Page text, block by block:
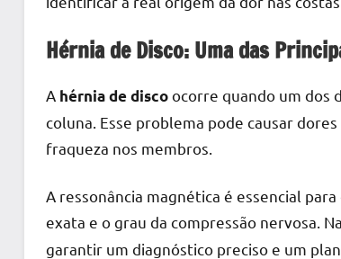
Hérnia de Disco: Uma das
A hérnia de discoocorre quando um dos
coluna. Esse problema pode causar
fraqueza nos membros.
A ressonância magnética é essencial
exata e o grau da compressão nervosa. Na
garantir um diagnóstico preciso e um